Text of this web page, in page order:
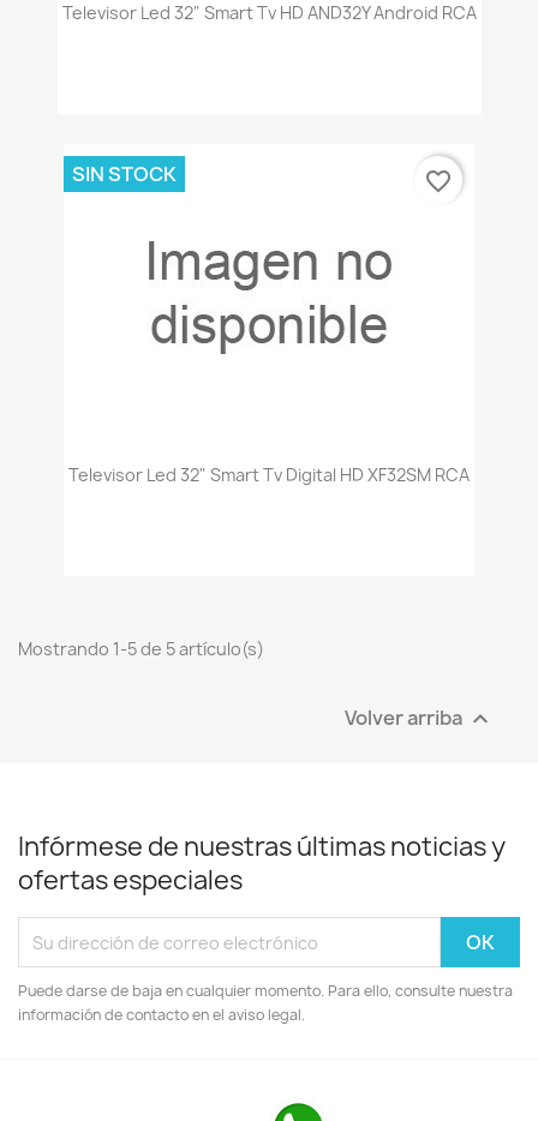
Televisor Led 32" Smart Tv HD AND32Y Android RCA
Televisor Led 32" Smart Tv Digital HD XF32SM RCA
SIN STOCK favorite_border
Mostrando 1-5 de 5 artículo(s)
Volver arriba 
Infórmese de nuestras últimas noticias y
ofertas especiales
Puede darse de baja en cualquier momento. Para ello, consulte nuestra
información de contacto en el aviso legal.